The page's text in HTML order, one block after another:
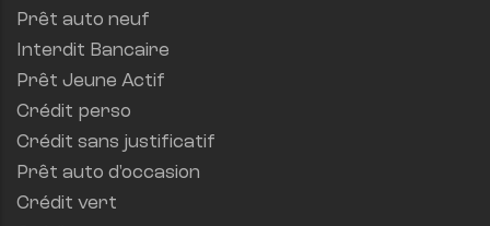
Prêt auto neuf
Interdit Bancaire
Prêt Jeune Actif
Crédit perso
Crédit sans justificatif
Prêt auto d'occasion
Crédit vert